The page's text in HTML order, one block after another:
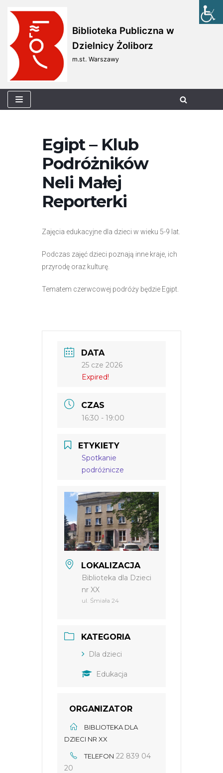
Skocz
do
treści
Biblioteka Publiczna w
Dzielnicy Żoliborz
m.st. Warszawy
Egipt – Klub
Podróżników
Neli Małej
Reporterki
Zajęcia edukacyjne dla dzieci w wieku 5-9 lat.
Podczas zajęć dzieci poznają inne kraje, ich
przyrodę oraz kulturę.
Tematem czerwcowej podróży będzie Egipt.
DATA
25 cze 2026
Expired!
CZAS
16:30 - 19:00
ETYKIETY
Spotkanie
podróżnicze
LOKALIZACJA
Biblioteka dla Dzieci
nr XX
ul. Śmiała 24
KATEGORIA
Dla dzieci
Edukacja
ORGANIZATOR
BIBLIOTEKA DLA
DZIECI NR XX
TELEFON 22 839 04
20